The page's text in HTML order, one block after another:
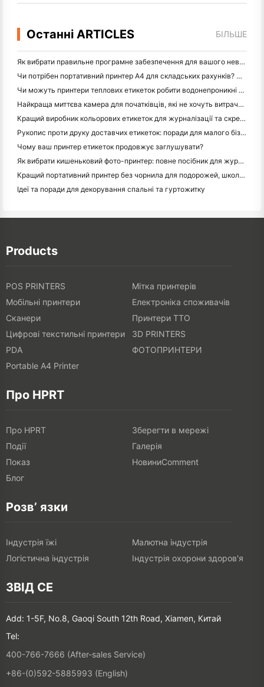
Останні ARTICLES БІЛЬШЕ
Як вибрати правильне програмне забезпечення для вашого невеликого або середнього ресторану
Чи потрібен портативний принтер A4 для складських рахунків? Що дійсно працює
Чи можуть принтери теплових етикеток робити водонепроникні етикетки для продуктів малого бізнесу?
Найкраща миттєва камера для початківців, які не хочуть витрачати папір
Кращий виробник кольорових етикеток для журналізації та скрепбукінгу: додайте більше кольору на кожну сторінку
Рукопис проти друку доставчих етикеток: поради для малого бізнесу в 2026 році
Чому ваш принтер етикеток продовжує заглушувати?
Як вибрати кишеньковий фото-принтер: повне посібник для журналістів, подорожей та користувачів iPhone
Кращий портативний принтер без чорнила для подорожей, школи та мобільної роботи: огляд Hanin MT620 Pro
Ідеї та поради для декорування спальні та гуртожитку
Products
POS PRINTERS
Мітка принтерів
Мобільні принтери
Електроніка споживачів
Сканери
Принтери TTO
Цифрові текстильні принтери
3D PRINTERS
PDA
ФОТОПРИНТЕРИ
Portable A4 Printer
Про HPRT
Про HPRT
Зберегти в мережі
Події
Галерія
Показ
НовиниComment
Блог
Розв’ язки
Індустрія їжі
Малютна індустрія
Логістична індустрія
Індустрія охорони здоров'я
ЗВІД СЕ
Add: 1-5F, No.8, Gaoqi South 12th Road, Xiamen, Китай
Tel:
400-766-7666 (After-sales Service)
+86-(0)592-5885993 (English)